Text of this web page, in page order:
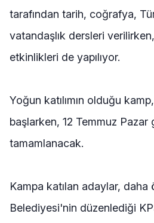
tarafından tarih, coğrafya,
vatandaşlık dersleri
etkinlikleri de yapılıyor.
Yoğun katılımın olduğu
başlarken, 12 Temmuz
tamamlanacak.
Kampa katılan adaylar, daha
Belediyesi'nin düzenlediği